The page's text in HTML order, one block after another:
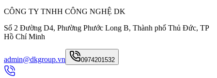
CÔNG TY TNHH CÔNG NGHỆ DK
Số 2 Đường D4, Phường Phước Long B, Thành phố Thủ Đức, TP
Hồ Chí Minh
admin@dkgroup.vn 0974201532